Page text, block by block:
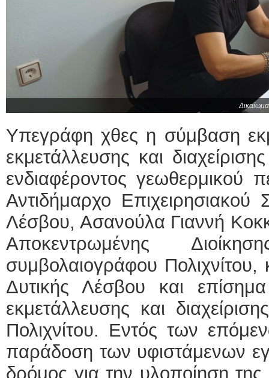
Υπεγράφη χθες η σύμβαση
εκμετάλλευσης και
ενδιαφέροντος γεωθερμικού
Αντιδήμαρχο Επιχειρησιακού
Λέσβου, Ασανούλα Γιαννή
Αποκεντρωμένης
συμβολαιογράφου Πολιχνίτου,
Δυτικής Λέσβου και
εκμετάλλευσης και
Πολιχνίτου. Εντός των
παράδοση των υφιστάμενων
δρόμος για την υλοποίηση